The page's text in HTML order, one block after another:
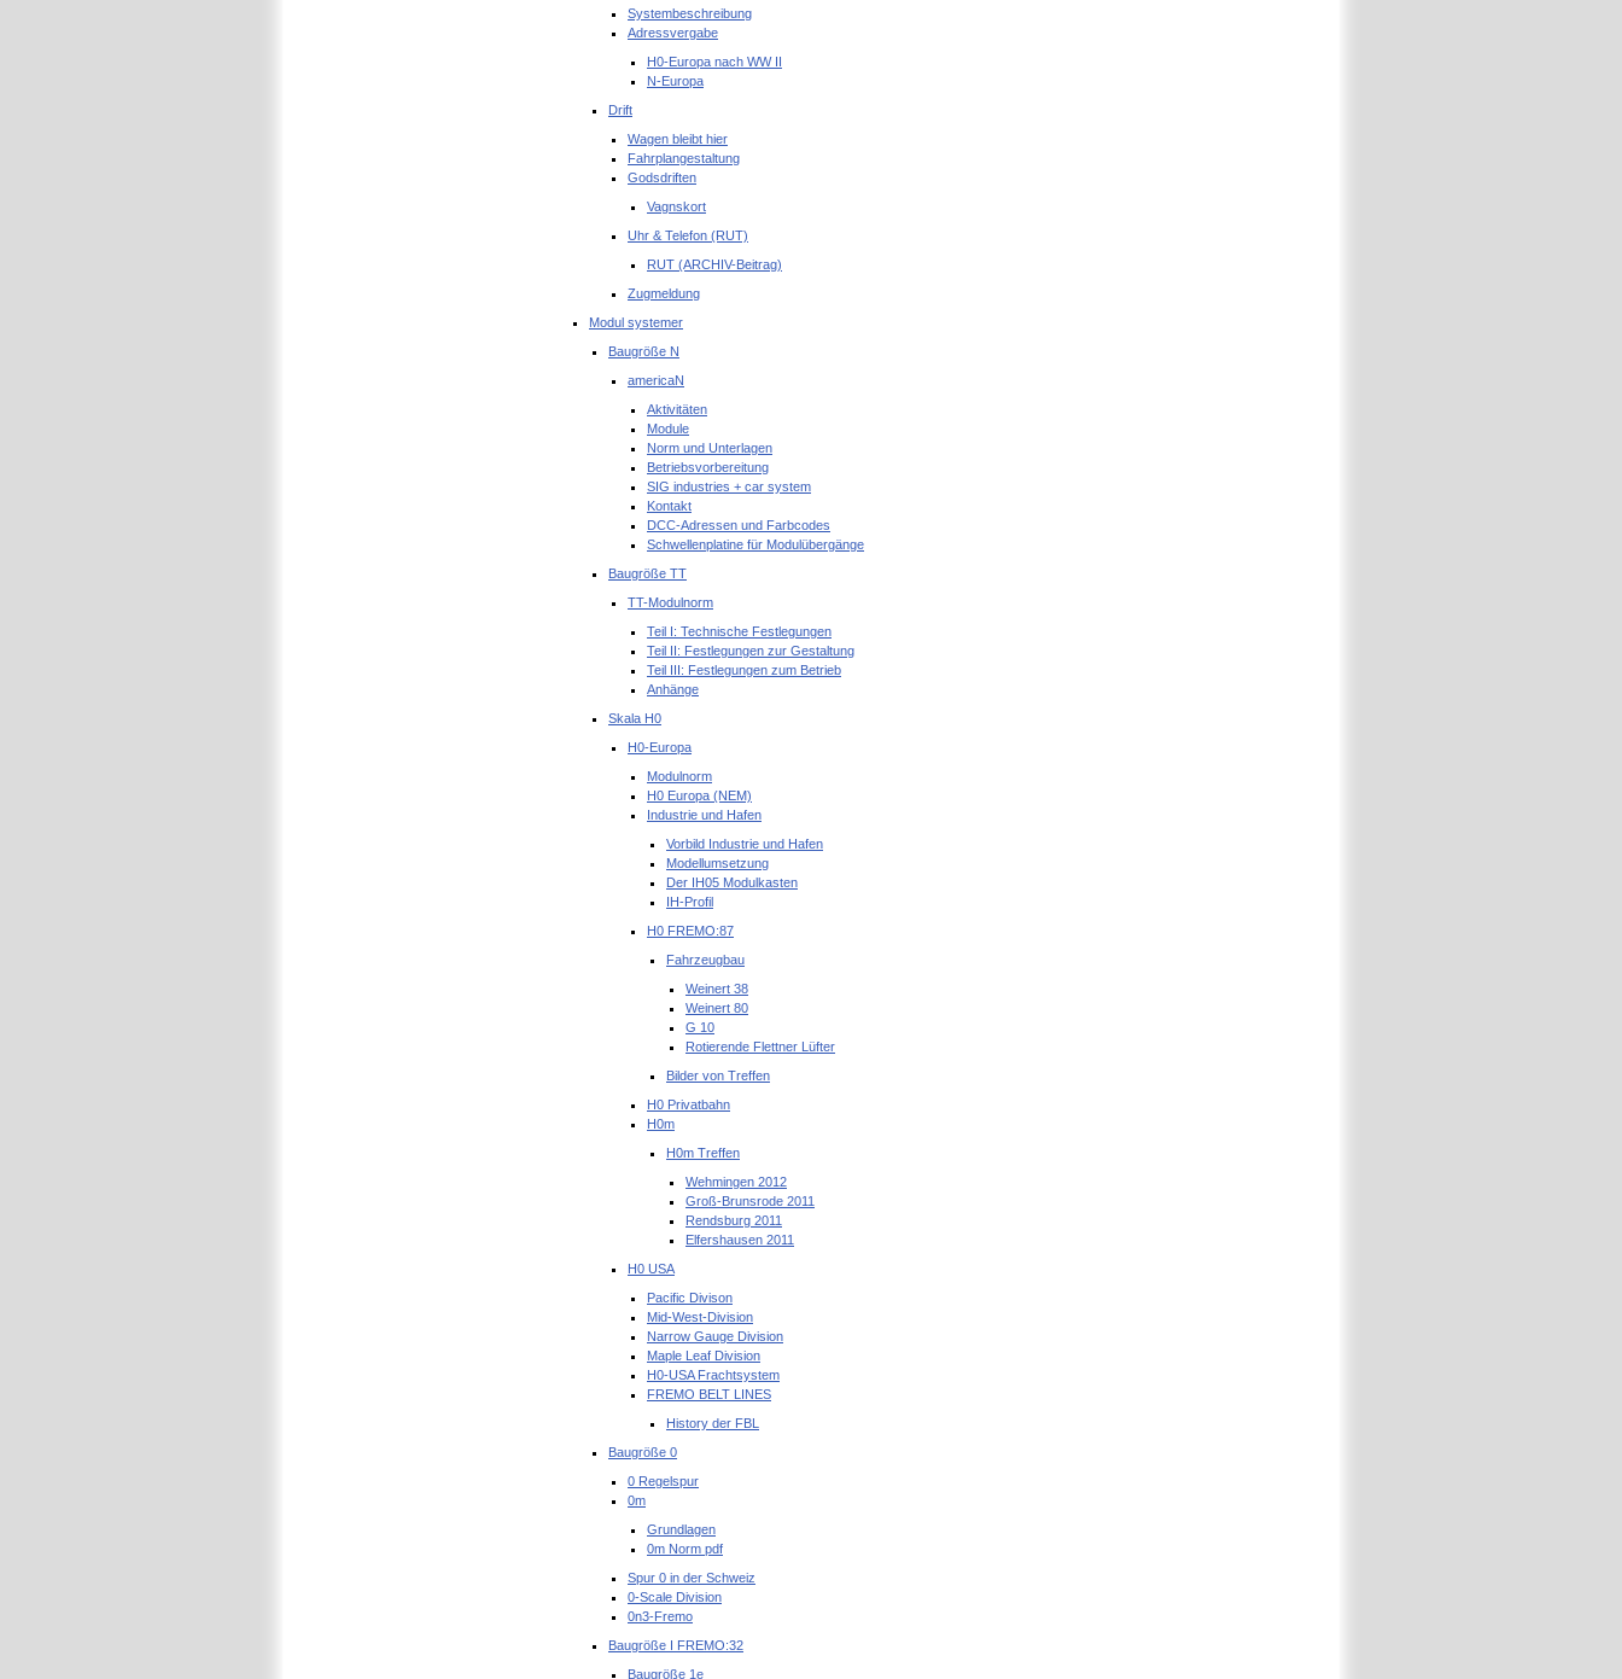
Systembeschreibung
Adressvergabe
H0-Europa nach WW II
N-Europa
Drift
Wagen bleibt hier
Fahrplangestaltung
Godsdriften
Vagnskort
Uhr & Telefon (RUT)
RUT (ARCHIV-Beitrag)
Zugmeldung
Modul systemer
Baugröße N
americaN
Aktivitäten
Module
Norm und Unterlagen
Betriebsvorbereitung
SIG industries + car system
Kontakt
DCC-Adressen und Farbcodes
Schwellenplatine für Modulübergänge
Baugröße TT
TT-Modulnorm
Teil I: Technische Festlegungen
Teil II: Festlegungen zur Gestaltung
Teil III: Festlegungen zum Betrieb
Anhänge
Skala H0
H0-Europa
Modulnorm
H0 Europa (NEM)
Industrie und Hafen
Vorbild Industrie und Hafen
Modellumsetzung
Der IH05 Modulkasten
IH-Profil
H0 FREMO:87
Fahrzeugbau
Weinert 38
Weinert 80
G 10
Rotierende Flettner Lüfter
Bilder von Treffen
H0 Privatbahn
H0m
H0m Treffen
Wehmingen 2012
Groß-Brunsrode 2011
Rendsburg 2011
Elfershausen 2011
H0 USA
Pacific Divison
Mid-West-Division
Narrow Gauge Division
Maple Leaf Division
H0-USA Frachtsystem
FREMO BELT LINES
History der FBL
Baugröße 0
0 Regelspur
0m
Grundlagen
0m Norm pdf
Spur 0 in der Schweiz
0-Scale Division
0n3-Fremo
Baugröße I FREMO:32
Baugröße 1e